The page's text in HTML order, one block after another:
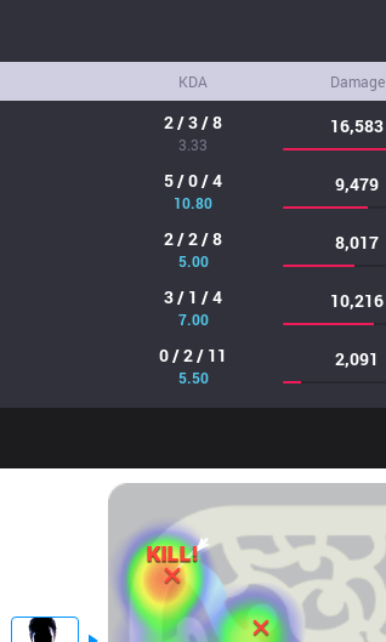
KDA Damage
2 / 3 / 8
3.33
16,583
5 / 0 / 4
10.80
9,479
2 / 2 / 8
5.00
8,017
3 / 1 / 4
7.00
10,216
0 / 2 / 11
5.50
2,091